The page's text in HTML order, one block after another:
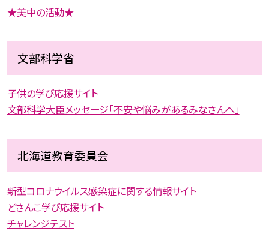
★美中の活動★
文部科学省
子供の学び応援サイト
文部科学大臣メッセージ「不安や悩みがあるみなさんへ」
北海道教育委員会
新型コロナウイルス感染症に関する情報サイト
どさんこ学び応援サイト
チャレンジテスト